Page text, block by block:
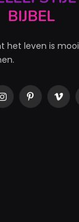
het leven is
InstagramPinterest